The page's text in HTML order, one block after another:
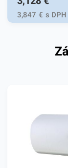
balení 500ks.
reštauráciách, vo
kvalitného
3,847 € s DPH